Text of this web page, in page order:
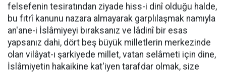
felsefenin tesiratından ziyade hiss-i dinî olduğu halde,
bu fıtrî kanunu nazara almayarak garplılaşmak namıyla
an'ane-i İslâmiyeyi bıraksanız ve lâdinî bir esas
yapsanız dahi, dört beş büyük milletlerin merkezinde
olan vilâyat-ı şarkiyede millet, vatan selâmeti için dine,
İslâmiyetin hakaikine kat'iyen tarafdar olmak, size